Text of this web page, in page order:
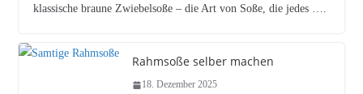
klassische braune Zwiebelsoße – die Art von Soße, die jedes ….
Rahmsoße selber machen
18. Dezember 2025